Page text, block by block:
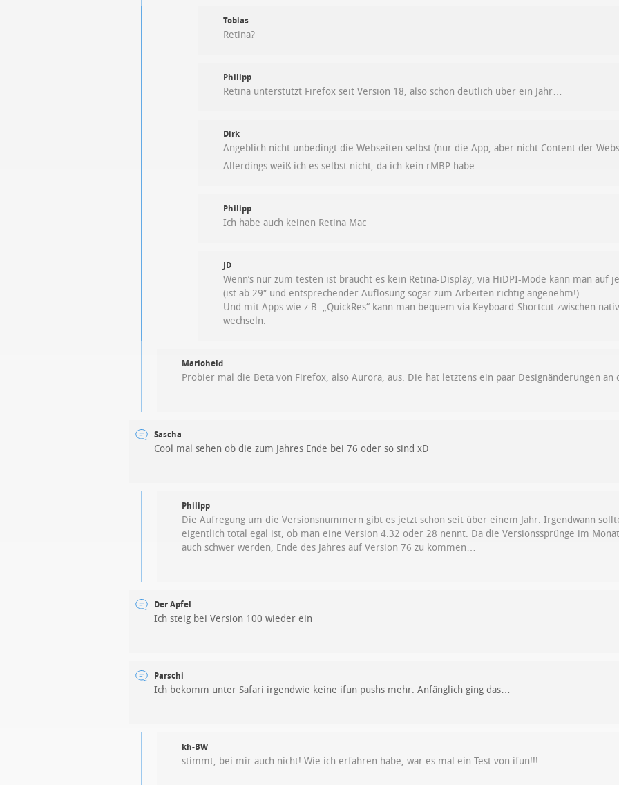
Tobias
Retina?
Philipp
Retina unterstützt Firefox seit Version 18, also schon deutlich über ein Jahr…
Dirk
Angeblich nicht unbedingt die Webseiten selbst (nur die App, aber nicht Content der
Allerdings weiß ich es selbst nicht, da ich kein rMBP habe.
Philipp
Ich habe auch keinen Retina Mac
JD
Wenn’s nur zum testen ist braucht es kein Retina-Display, via HiDPI-Mode kann man auf
(ist ab 29″ und entsprechender Auflösung sogar zum Arbeiten richtig angenehm!)
Und mit Apps wie z.B. „QuickRes“ kann man bequem via Keyboard-Shortcut zwischen
wechseln.
Marioheld
Probier mal die Beta von Firefox, also Aurora, aus. Die hat letztens ein paar Designänderungen an
Sascha
Cool mal sehen ob die zum Jahres Ende bei 76 oder so sind xD
Philipp
Die Aufregung um die Versionsnummern gibt es jetzt schon seit über einem Jahr. Irgendwann
eigentlich total egal ist, ob man eine Version 4.32 oder 28 nennt. Da die Versionssprünge im
auch schwer werden, Ende des Jahres auf Version 76 zu kommen…
Der Apfel
Ich steig bei Version 100 wieder ein
Parschi
Ich bekomm unter Safari irgendwie keine ifun pushs mehr. Anfänglich ging das…
kh-BW
stimmt, bei mir auch nicht! Wie ich erfahren habe, war es mal ein Test von ifun!!!